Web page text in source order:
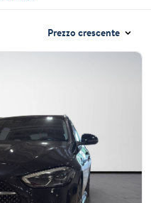
Prezzo crescente